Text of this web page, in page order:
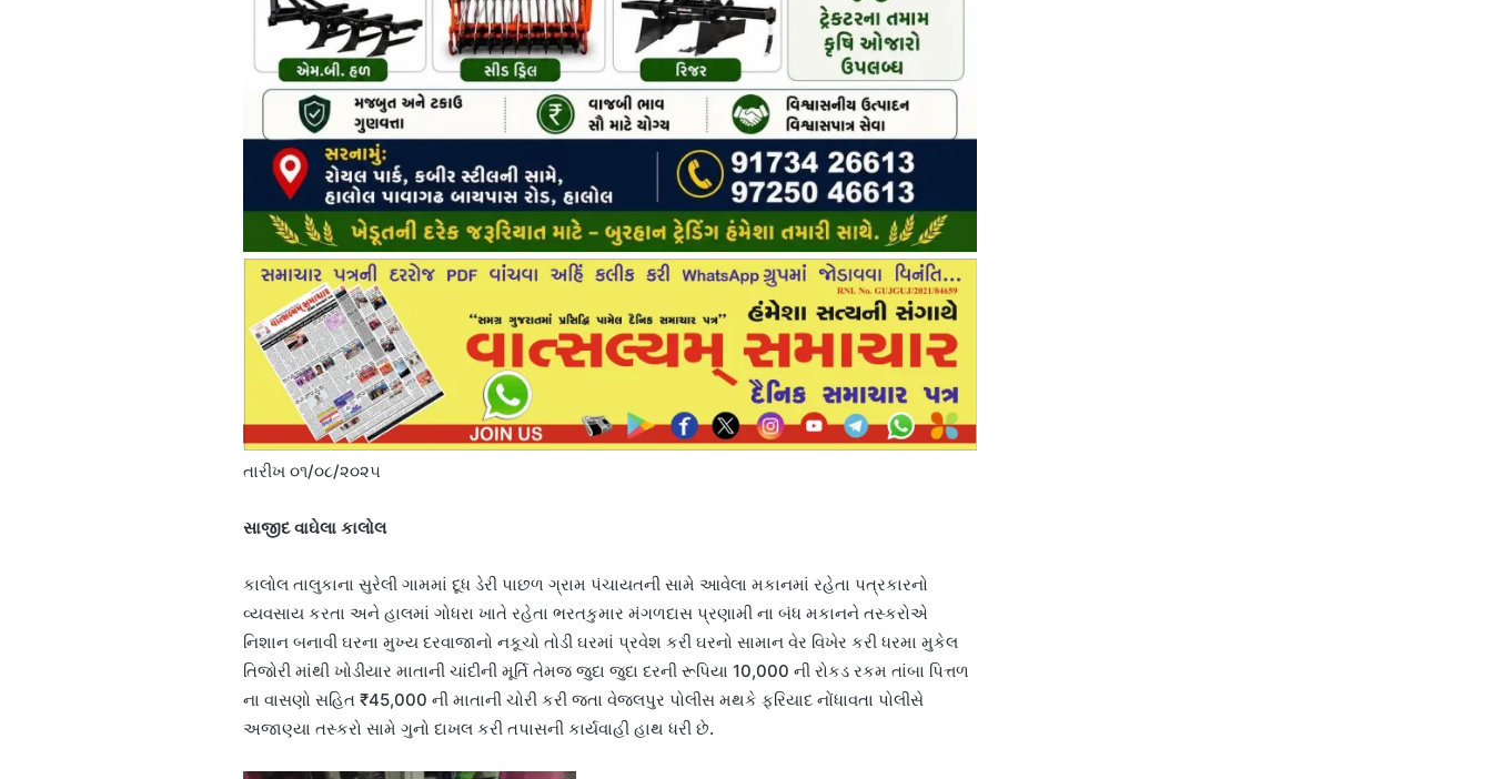
તારીખ ૦૧/૦૮/૨૦૨૫
સાજીદ વાઘેલા કાલોલ
કાલોલ તાલુકાના સુરેલી ગામમાં દૂધ ડેરી પાછળ ગ્રામ પંચાયતની સામે આવેલા મકાનમાં રહેતા પત્રકારનો
વ્યવસાય કરતા અને હાલમાં ગોધરા ખાતે રહેતા ભરતકુમાર મંગળદાસ પ્રણામી ના બંધ મકાનને તસ્કરોએ
નિશાન બનાવી ઘરના મુખ્ય દરવાજાનો નકૂચો તોડી ઘરમાં પ્રવેશ કરી ઘરનો સામાન વેર વિખેર કરી ધરમા મુકેલ
તિજોરી માંથી ખોડીયાર માતાની ચાંદીની મૂર્તિ તેમજ જુદા જુદા દરની રૂપિયા 10,000 ની રોકડ રકમ તાંબા પિત્તળ
ના વાસણો સહિત ₹45,000 ની માતાની ચોરી કરી જતા વેજલપુર પોલીસ મથકે ફરિયાદ નોંધાવતા પોલીસે
અજાણ્યા તસ્કરો સામે ગુનો દાખલ કરી તપાસની કાર્યવાહી હાથ ધરી છે.